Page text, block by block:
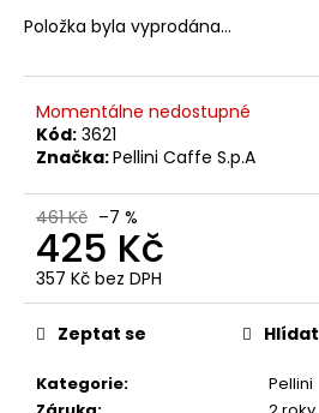
Položka byla vyprodána…
Momentálne nedostupné
Kód: 3621
Značka:Pellini Caffe S.p.A
461 Kč –7 %
425 Kč
357 Kč bez DPH
Měrná
cena:
Kategorie:
Pellini
Zeptat se Hlídat
u
e
m
e
RIOBA
PERFETTO
ZRNKOVÁ
KÁVA
KG
466
Kč
580